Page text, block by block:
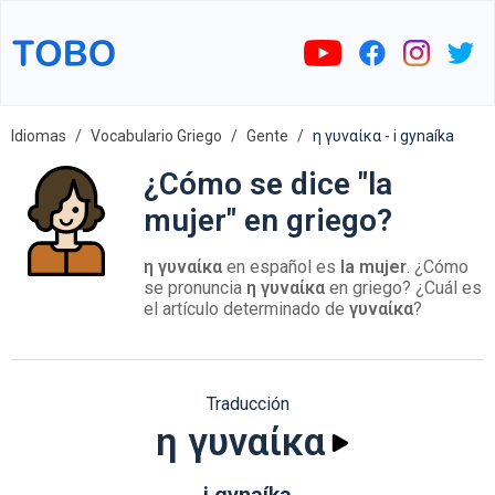
Idiomas Vocabulario Griego Gente η γυναίκα - i gynaíka
¿Cómo se dice "la
mujer" en griego?
η γυναίκα en español es la mujer. ¿Cómo
se pronuncia η γυναίκα en griego? ¿Cuál es
el artículo determinado de γυναίκα?
Traducción
η γυναίκα